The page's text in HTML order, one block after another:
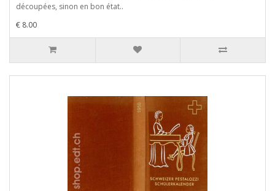
découpées, sinon en bon état..
€ 8.00